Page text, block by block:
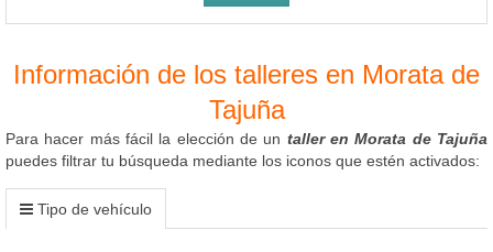
Información de los talleres en Morata de
Tajuña
Para hacer más fácil la elección de un taller en Morata de Tajuña
puedes filtrar tu búsqueda mediante los iconos que estén activados:
Tipo de vehículo